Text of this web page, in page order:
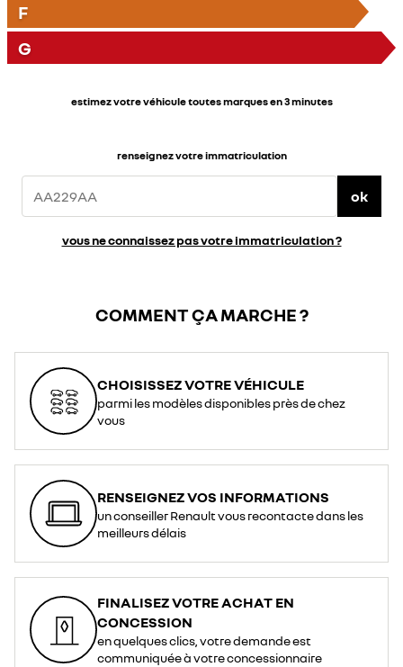
F
G
estimez votre véhicule toutes marques en 3 minutes
renseignez votre immatriculation
ok
vous ne connaissez pas votre immatriculation ?
COMMENT ÇA MARCHE ?
CHOISISSEZ VOTRE VÉHICULE
parmi les modèles disponibles près de chez
vous
RENSEIGNEZ VOS INFORMATIONS
un conseiller Renault vous recontacte dans les
meilleurs délais
FINALISEZ VOTRE ACHAT EN
CONCESSION
en quelques clics, votre demande est
communiquée à votre concessionnaire